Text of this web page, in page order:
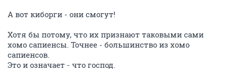
А вот киборги - они смогут!
Хотя бы потому, что их признают таковыми сами
хомо сапиенсы. Точнее - большинство из хомо
сапиенсов.
Это и означает - что господ.